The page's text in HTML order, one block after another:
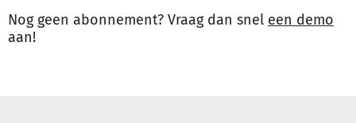
Nog geen abonnement? Vraag dan snel een demo
aan!